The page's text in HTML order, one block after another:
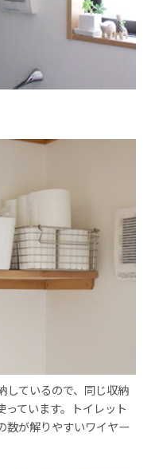
しているので、同じ収納
ています。トイレット
数が解りやすいワイヤー